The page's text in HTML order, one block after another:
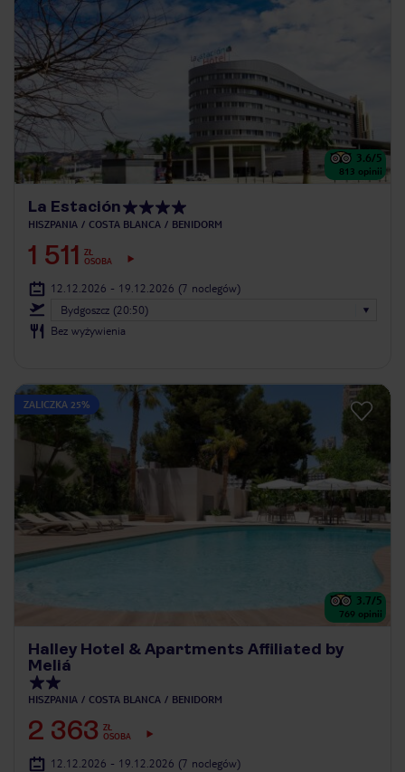
3.6/5
813 opinii
La Estación
HISZPANIA COSTA BLANCA BENIDORM
1 511
ZŁ
OSOBA
12.12.2026 - 19.12.2026 (7 noclegów)
Bydgoszcz (20:50)
Bez wyżywienia
ZALICZKA 25%
3.7/5
769 opinii
Halley Hotel & Apartments Affiliated by
Meliá
HISZPANIA COSTA BLANCA BENIDORM
2 363 ZŁ
OSOBA
12.12.2026 - 19.12.2026 (7 noclegów)